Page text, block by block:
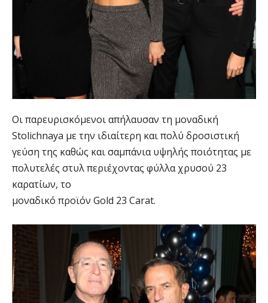
Οι παρευρισκόμενοι απήλαυσαν τη μοναδική
Stolichnaya με την ιδιαίτερη και πολύ δροσιστική
γεύση της καθώς και σαμπάνια υψηλής ποιότητας με
πολυτελές στυλ περιέχοντας φύλλα χρυσού 23
καρατίων, το
μοναδικό προϊόν Gold 23 Carat.